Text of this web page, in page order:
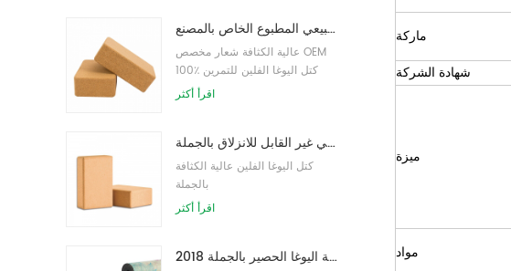
توريد المصنع لبنات / طوب يوجا الفلين الطبيعي المطبوع الخاص بالمصنع
عالية الكثافة شعار مخصص OEM
100٪ كتل اليوغا الفلين للتمرين
اقرأ أكثر
كتل اليوغا الطبيعية من الفلين 4 × 6 × 9 بوصة ، الطوب الطبيعي غير القابل للانزلاق بالجملة
كتل اليوغا الفلين عالية الكثافة
بالجملة
اقرأ أكثر
2018 أزياء المطاط الطبيعي مخصص مطبوعة اليوغا الحصير بالجملة
ماركة
شهادة الشركة
ميزة
مواد